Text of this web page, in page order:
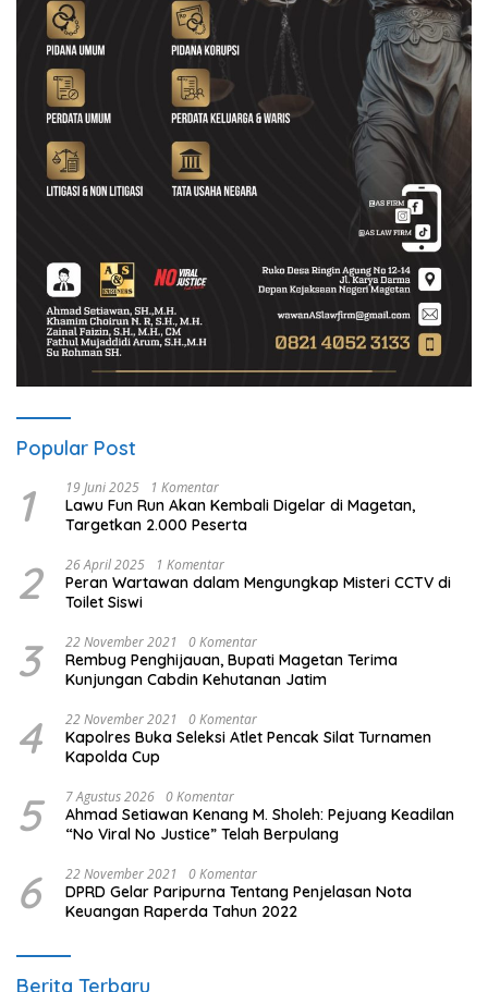
Popular Post
1 19 Juni 2025 1 Komentar
Lawu Fun Run Akan Kembali Digelar di Magetan,
Targetkan 2.000 Peserta
2 26 April 2025 1 Komentar
Peran Wartawan dalam Mengungkap Misteri CCTV di
Toilet Siswi
3 22 November 2021 0 Komentar
Rembug Penghijauan, Bupati Magetan Terima
Kunjungan Cabdin Kehutanan Jatim
4 22 November 2021 0 Komentar
Kapolres Buka Seleksi Atlet Pencak Silat Turnamen
Kapolda Cup
5 7 Agustus 2026 0 Komentar
Ahmad Setiawan Kenang M. Sholeh: Pejuang Keadilan
“No Viral No Justice” Telah Berpulang
6 22 November 2021 0 Komentar
DPRD Gelar Paripurna Tentang Penjelasan Nota
Keuangan Raperda Tahun 2022
Berita Terbaru